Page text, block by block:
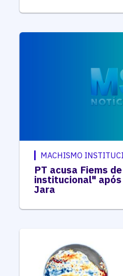
MACHISMO
PT acusa Fiems
institucional"
Jara